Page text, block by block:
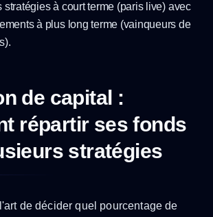
stratégies à court terme (paris live) avec
à plus long terme (vainqueurs de
de capital :
répartir ses fonds
stratégies
de décider quel pourcentage de